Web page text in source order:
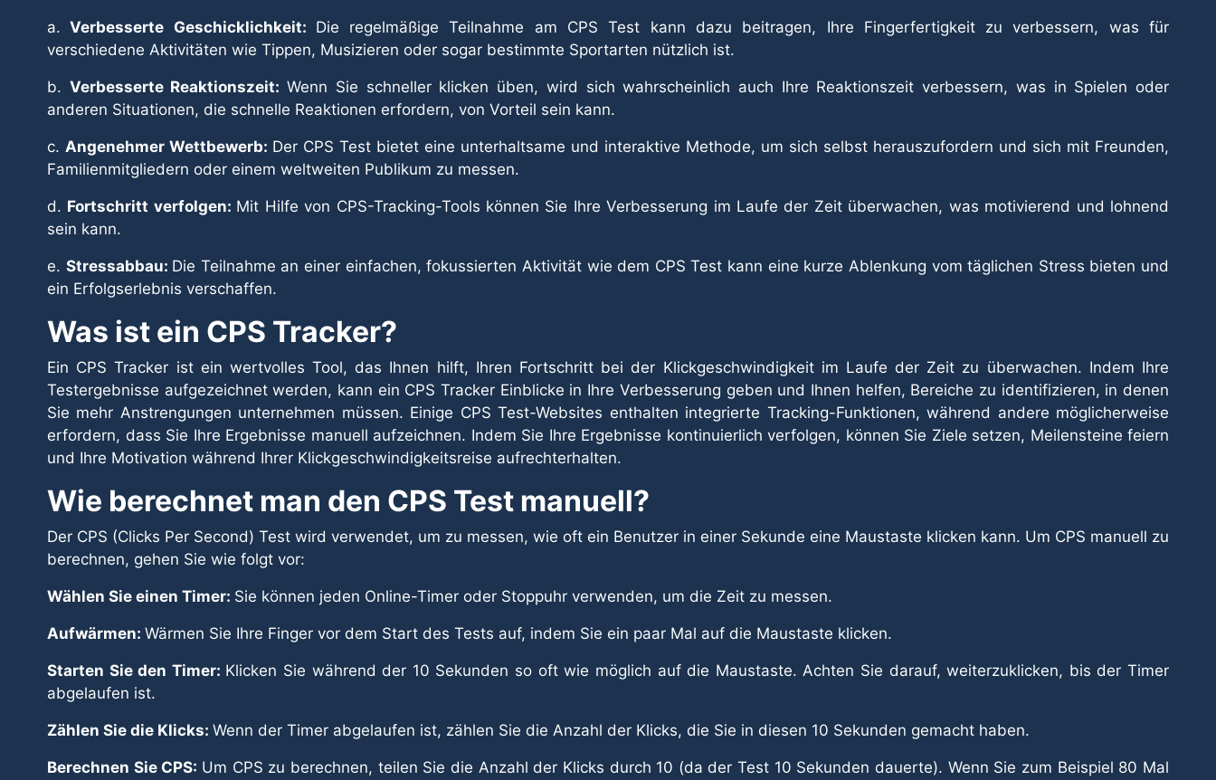
a. Verbesserte Geschicklichkeit: Die regelmäßige Teilnahme am CPS Test kann dazu beitragen, Ihre Fingerfertigkeit zu verbessern, was für
verschiedene Aktivitäten wie Tippen, Musizieren oder sogar bestimmte Sportarten nützlich ist.
b. Verbesserte Reaktionszeit:Wenn Sie schneller klicken üben, wird sich wahrscheinlich auch Ihre Reaktionszeit verbessern, was in Spielen oder
anderen Situationen, die schnelle Reaktionen erfordern, von Vorteil sein kann.
c. Angenehmer Wettbewerb: Der CPS Test bietet eine unterhaltsame und interaktive Methode, um sich selbst herauszufordern und sich mit Freunden,
Familienmitgliedern oder einem weltweiten Publikum zu messen.
d. Fortschritt verfolgen: Mit Hilfe von CPS-Tracking-Tools können Sie Ihre Verbesserung im Laufe der Zeit überwachen, was motivierend und lohnend
sein kann.
e. Stressabbau: Die Teilnahme an einer einfachen, fokussierten Aktivität wie dem CPS Test kann eine kurze Ablenkung vom täglichen Stress bieten und
ein Erfolgserlebnis verschaffen.
Was ist ein CPS Tracker?
Ein CPS Tracker ist ein wertvolles Tool, das Ihnen hilft, Ihren Fortschritt bei der Klickgeschwindigkeit im Laufe der Zeit zu überwachen. Indem Ihre
Testergebnisse aufgezeichnet werden, kann ein CPS Tracker Einblicke in Ihre Verbesserung geben und Ihnen helfen, Bereiche zu identifizieren, in denen
Sie mehr Anstrengungen unternehmen müssen. Einige CPS Test-Websites enthalten integrierte Tracking-Funktionen, während andere möglicherweise
erfordern, dass Sie Ihre Ergebnisse manuell aufzeichnen. Indem Sie Ihre Ergebnisse kontinuierlich verfolgen, können Sie Ziele setzen, Meilensteine feiern
und Ihre Motivation während Ihrer Klickgeschwindigkeitsreise aufrechterhalten.
Wie berechnet man den CPS Test manuell?
Der CPS (Clicks Per Second) Test wird verwendet, um zu messen, wie oft ein Benutzer in einer Sekunde eine Maustaste klicken kann. Um CPS manuell zu
berechnen, gehen Sie wie folgt vor:
Wählen Sie einen Timer: Sie können jeden Online-Timer oder Stoppuhr verwenden, um die Zeit zu messen.
Aufwärmen: Wärmen Sie Ihre Finger vor dem Start des Tests auf, indem Sie ein paar Mal auf die Maustaste klicken.
Starten Sie den Timer: Klicken Sie während der 10 Sekunden so oft wie möglich auf die Maustaste. Achten Sie darauf, weiterzuklicken, bis der Timer
abgelaufen ist.
Zählen Sie die Klicks: Wenn der Timer abgelaufen ist, zählen Sie die Anzahl der Klicks, die Sie in diesen 10 Sekunden gemacht haben.
Berechnen Sie CPS: Um CPS zu berechnen, teilen Sie die Anzahl der Klicks durch 10 (da der Test 10 Sekunden dauerte). Wenn Sie zum Beispiel 80 Mal